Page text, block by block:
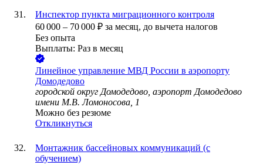
Инспектор пункта миграционного контроля
60 000 – 70 000 ₽ за месяц, до вычета налогов
Без опыта
Выплаты: Раз в месяц
Линейное управление МВД России в аэропорту
Домодедово
городской округ Домодедово, аэропорт Домодедово
имени М.В. Ломоносова, 1
Можно без резюме
Откликнуться
Монтажник бассейновых коммуникаций (с
обучением)